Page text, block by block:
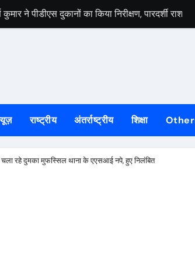
ने पीडीएस दुकानों का किया निरीक्षण, पारदर्शी राशन
को लेकर भाजपा जमशेदपुर महानगर की तैयारियां
यूआईएसएल के वरीय महाप्रबंधक से, ज्ञापन सौंपा
गागराई ने पंचायत और बूथ संगठन मजबूत करने का
का मुद्दा, सांसद जोबा माझी ने पूर्ण संचालन की उठाई मांग
राष्ट्रीय अंतर्राष्ट्रीय शिक्षा
चला रहे दुमका मुफस्सिल थाना के एएसआई नपे, हुए निलंबित